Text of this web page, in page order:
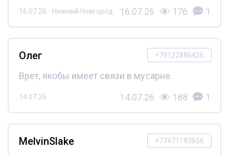
16.07.26 - Нижний Новгород 16.07.26 176 1
+79122886426
Олег
Врет, якобы имеет связи в мусарне.
14.07.26 14.07.26 188 1
+77471193656
MelvinSlake